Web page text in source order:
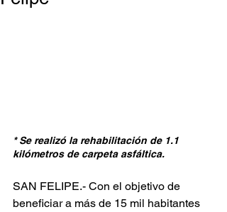
* Se realizó la rehabilitación de 1.1
kilómetros de carpeta asfáltica.
SAN FELIPE.- Con el objetivo de
beneficiar a más de 15 mil habitantes